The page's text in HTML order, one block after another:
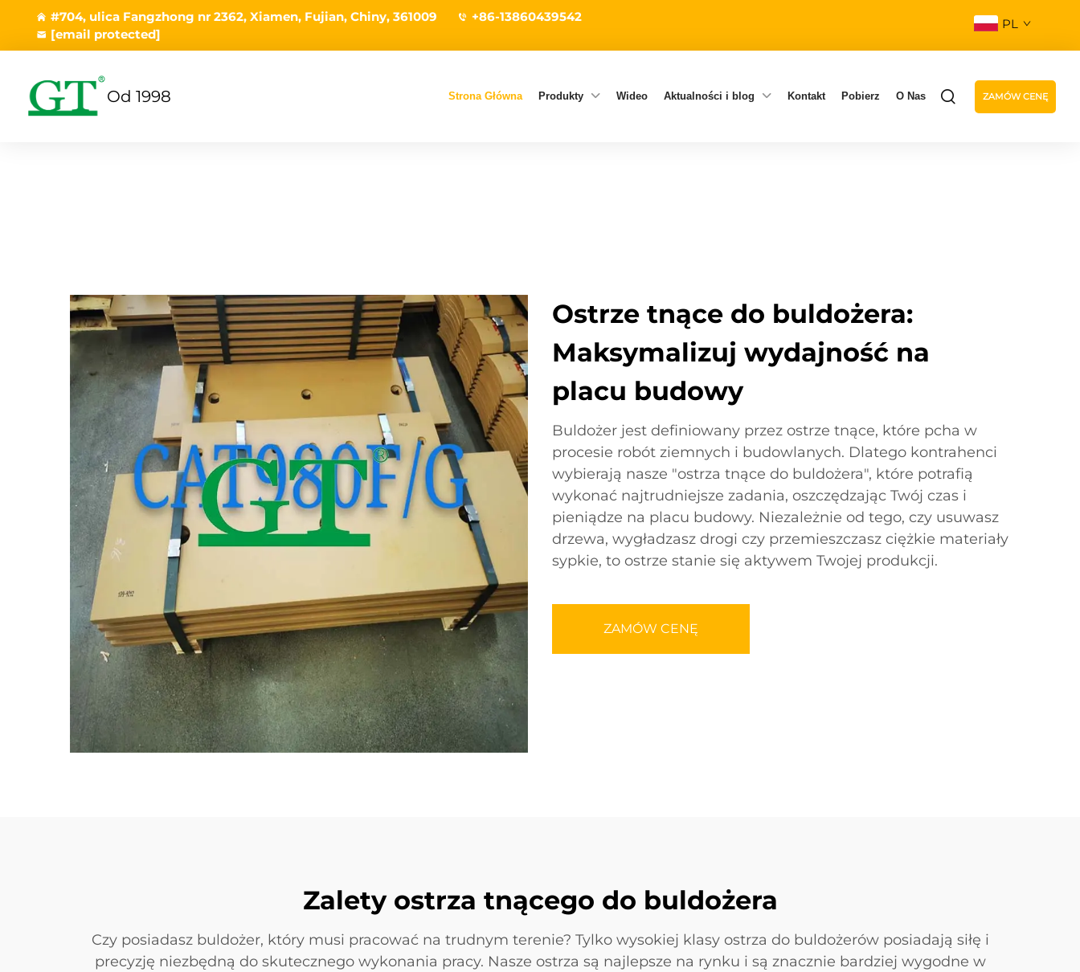
#704, ulica Fangzhong nr 2362, Xiamen, Fujian, Chiny, 361009
+86-13860439542
[email protected]
PL
Od 1998 Strona Główna Produkty Wideo Aktualności i blog Kontakt Pobierz O Nas ZAMÓW CENĘ
Ostrze tnące do buldożera:
Maksymalizuj wydajność na
placu budowy
Buldożer jest definiowany przez ostrze tnące, które pcha w
procesie robót ziemnych i budowlanych. Dlatego kontrahenci
wybierają nasze "ostrza tnące do buldożera", które potrafią
wykonać najtrudniejsze zadania, oszczędzając Twój czas i
pieniądze na placu budowy. Niezależnie od tego, czy usuwasz
drzewa, wygładzasz drogi czy przemieszczasz ciężkie materiały
sypkie, to ostrze stanie się aktywem Twojej produkcji.
ZAMÓW CENĘ
Zalety ostrza tnącego do buldożera
Czy posiadasz buldożer, który musi pracować na trudnym terenie? Tylko wysokiej klasy ostrza do buldożerów posiadają siłę i
precyzję niezbędną do skutecznego wykonania pracy. Nasze ostrza są najlepsze na rynku i są znacznie bardziej wygodne w